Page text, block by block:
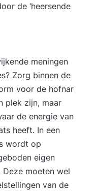
de ‘heersende
meningen
Zorg binnen de
voor de hofnar
plek zijn, maar
de energie van
heeft. In een
wordt op
eigen
Deze moeten wel
van de